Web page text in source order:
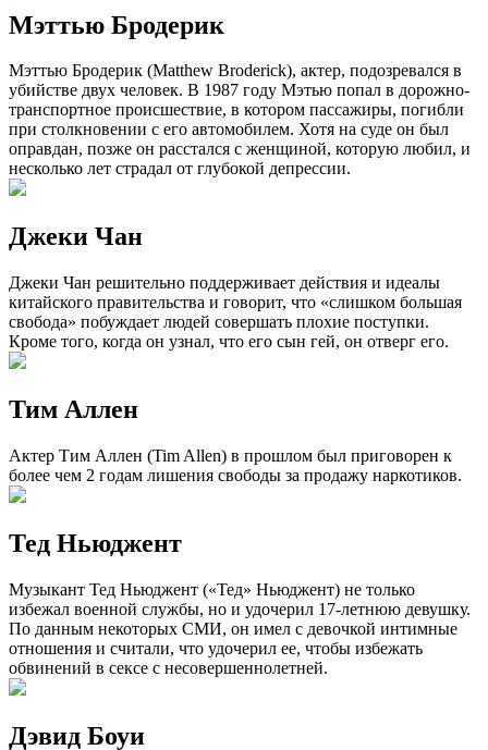
Мэттью Бродерик
Мэттью Бродерик (Matthew Broderick), актер, подозревался в
убийстве двух человек. В 1987 году Мэтью попал в дорожно-
транспортное происшествие, в котором пассажиры, погибли
при столкновении с его автомобилем. Хотя на суде он был
оправдан, позже он расстался с женщиной, которую любил, и
несколько лет страдал от глубокой депрессии.
Джеки Чан
Джеки Чан решительно поддерживает действия и идеалы
китайского правительства и говорит, что «слишком большая
свобода» побуждает людей совершать плохие поступки.
Кроме того, когда он узнал, что его сын гей, он отверг его.
Тим Аллен
Актер Тим Аллен (Tim Allen) в прошлом был приговорен к
более чем 2 годам лишения свободы за продажу наркотиков.
Тед Ньюджент
Музыкант Тед Ньюджент («Тед» Ньюджент) не только
избежал военной службы, но и удочерил 17-летнюю девушку.
По данным некоторых СМИ, он имел с девочкой интимные
отношения и считали, что удочерил ее, чтобы избежать
обвинений в сексе с несовершеннолетней.
Дэвид Боуи